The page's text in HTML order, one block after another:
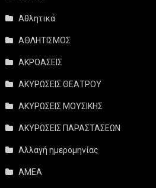
Αθλητικά
ΑΘΛΗΤΙΣΜΟΣ
ΑΚΡΟΑΣΕΙΣ
ΑΚΥΡΩΣΕΙΣ ΘΕΑΤΡΟΥ
ΑΚΥΡΩΣΕΙΣ ΜΟΥΣΙΚΗΣ
ΑΚΥΡΩΣΕΙΣ ΠΑΡΑΣΤΑΣΕΩΝ
Αλλαγή ημερομηνίας
ΑΜΕΑ